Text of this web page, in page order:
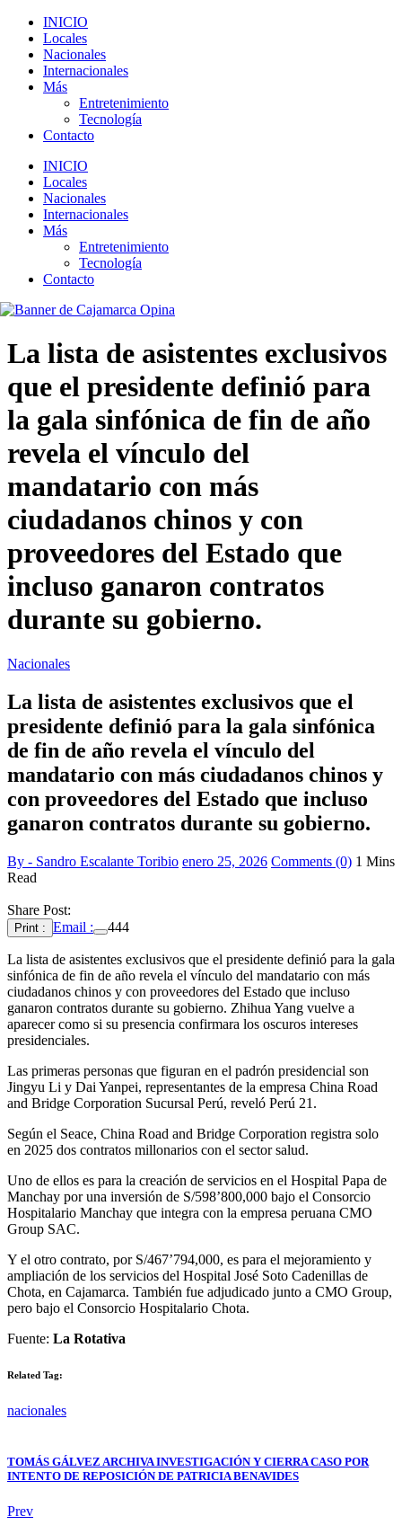
INICIO
Locales
Nacionales
Internacionales
Más
Entretenimiento
Tecnología
Contacto
INICIO
Locales
Nacionales
Internacionales
Más
Entretenimiento
Tecnología
Contacto
La lista de asistentes exclusivos
que el presidente definió para
la gala sinfónica de fin de año
revela el vínculo del
mandatario con más
ciudadanos chinos y con
proveedores del Estado que
incluso ganaron contratos
durante su gobierno.
Nacionales
La lista de asistentes exclusivos que el
presidente definió para la gala sinfónica
de fin de año revela el vínculo del
mandatario con más ciudadanos chinos y
con proveedores del Estado que incluso
ganaron contratos durante su gobierno.
By - Sandro Escalante Toribio enero 25, 2026 Comments (0) 1 Mins
Read
Share Post:
Print : Email : 444
La lista de asistentes exclusivos que el presidente definió para la gala
sinfónica de fin de año revela el vínculo del mandatario con más
ciudadanos chinos y con proveedores del Estado que incluso
ganaron contratos durante su gobierno. Zhihua Yang vuelve a
aparecer como si su presencia confirmara los oscuros intereses
presidenciales.
Las primeras personas que figuran en el padrón presidencial son
Jingyu Li y Dai Yanpei, representantes de la empresa China Road
and Bridge Corporation Sucursal Perú, reveló Perú 21.
Según el Seace, China Road and Bridge Corporation registra solo
en 2025 dos contratos millonarios con el sector salud.
Uno de ellos es para la creación de servicios en el Hospital Papa de
Manchay por una inversión de S/598’800,000 bajo el Consorcio
Hospitalario Manchay que integra con la empresa peruana CMO
Group SAC.
Y el otro contrato, por S/467’794,000, es para el mejoramiento y
ampliación de los servicios del Hospital José Soto Cadenillas de
Chota, en Cajamarca. También fue adjudicado junto a CMO Group,
pero bajo el Consorcio Hospitalario Chota.
Fuente: La Rotativa
Related Tag:
nacionales
TOMÁS GÁLVEZ ARCHIVA INVESTIGACIÓN Y CIERRA CASO POR
INTENTO DE REPOSICIÓN DE PATRICIA BENAVIDES
Prev